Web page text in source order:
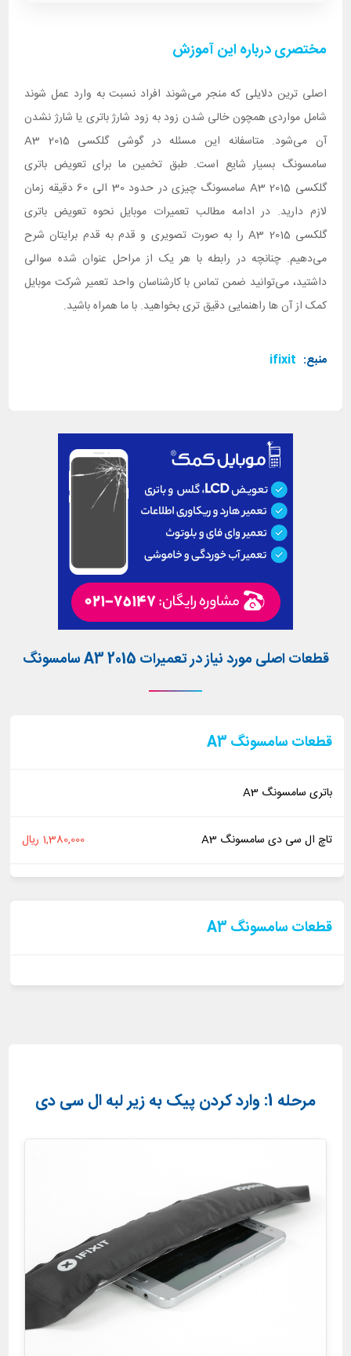
مختصری درباره این آموزش
اصلی ترین دلایلی که منجر می‌شوند افراد نسبت به وارد عمل شوند
شامل مواردی همچون خالی شدن زود به زود شارژ باتری یا شارژ نشدن
آن می‌شود. متاسفانه این مسئله در گوشی گلکسی A3 2015
سامسونگ بسیار شایع است. طبق تخمین ما برای تعویض باتری
گلکسی A3 2015 سامسونگ چیزی در حدود 30 الی 60 دقیقه زمان
لازم دارید. در ادامه مطالب تعمیرات موبایل نحوه تعویض باتری
گلکسی A3 2015 را به صورت تصویری و قدم به قدم برایتان شرح
می‌دهیم. چنانچه در رابطه با هر یک از مراحل عنوان شده سوالی
داشتید، می‌توانید ضمن تماس با کارشناسان واحد تعمیر شرکت موبایل
کمک از آن ها راهنمایی دقیق تری بخواهید. با ما همراه باشید.
منبع: ifixit
قطعات اصلی مورد نیاز در تعمیرات A3 2015 سامسونگ
قطعات سامسونگ A3
باتری سامسونگ A3
تاچ ال سی دی سامسونگ A3 1,380,000 ریال
قطعات سامسونگ A3
مرحله 1: وارد کردن پیک به زیر لبه ال سی دی